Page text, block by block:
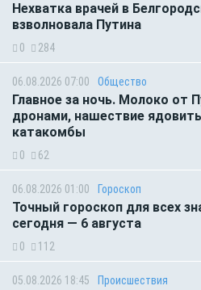
Нехватка врачей в
взволновала Путина
0 284
06.08.2026 07:00 Общество
Главное за ночь. Молоко от
дронами, нашествие
катакомбы
0 62
06.08.2026 01:00 Гороскоп
Точный гороскоп для всех
сегодня — 6 августа
0 112
05.08.2026 18:45 Происшествия